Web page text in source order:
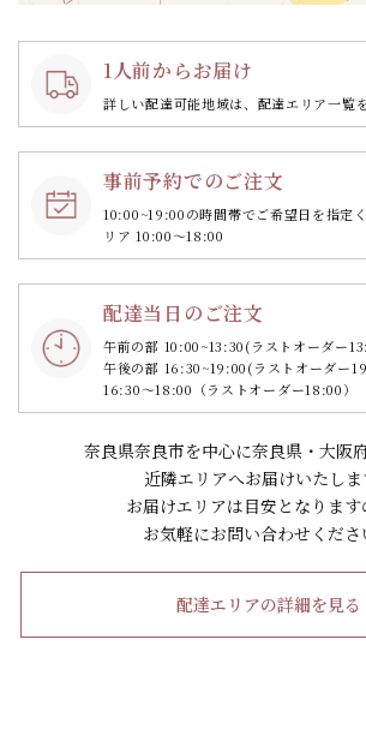
1人前からお届け
詳しい配達可能地域は、配達エリア一覧
事前予約でのご注文
10:00~19:00の時間帯でご希望日を指定
リア 10:00～18:00
配達当日のご注文
午前の部 10:00~13:30(ラストオーダー
午後の部 16:30~19:00(ラストオーダー
16:30～18:00（ラストオーダー18:00）
奈良県奈良市を中心に奈良県・大阪
近隣エリアへお届けいたしま
お届けエリアは目安となります
お気軽にお問い合わせくださ
配達エリアの詳細を見る